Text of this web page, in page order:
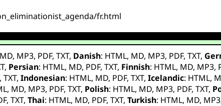
fr.html
MD, MP3, PDF,TXT, Danish: HTML, MD, MP3, PDF,TXT,
, Persian: HTML, MD, PDF,TXT, Finnish: HTML, MD, MP3,
,TXT,Indonesian: HTML, MD, PDF,TXT,Icelandic: HTML,
, MD, MP3, PDF,TXT, Polish: HTML, MD, MP3, PDF,TXT,
,TXT,Thai: HTML, MD, PDF,TXT,Turkish: HTML, MD, MP3